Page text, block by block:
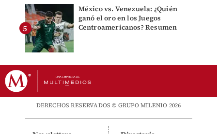
México vs. Venezuela: ¿Quién
ganó el oro en los Juegos
Centroamericanos? Resumen
DERECHOS RESERVADOS © GRUPO MILENIO 2026